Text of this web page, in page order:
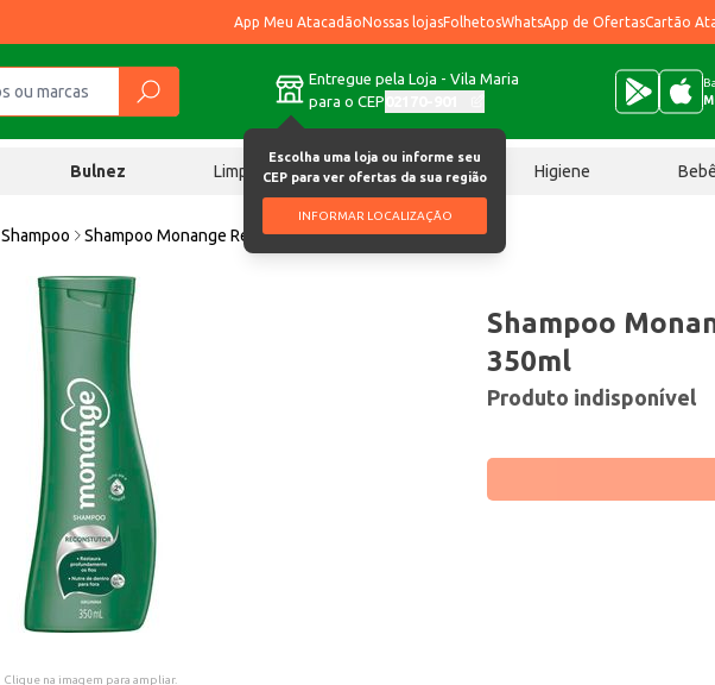
App Meu AtacadãoNossas lojasFolhetosWhatsApp de OfertasCartão
Entregue pela Loja - Vila Maria
para o CEP
Escolha uma loja ou informe seu
CEP para ver ofertas da sua região
INFORMAR LOCALIZAÇÃO
Bulnez Limpeza Chocolates Higiene
Shampoo Shampoo Monange Reconstrutor 350ml
Clique na imagem para ampliar.
Shampoo
350ml
Produto indisponível